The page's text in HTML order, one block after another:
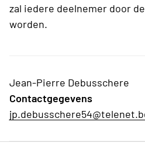
zal iedere deelnemer door
worden.
Jean-Pierre Debusschere
Contactgegevens